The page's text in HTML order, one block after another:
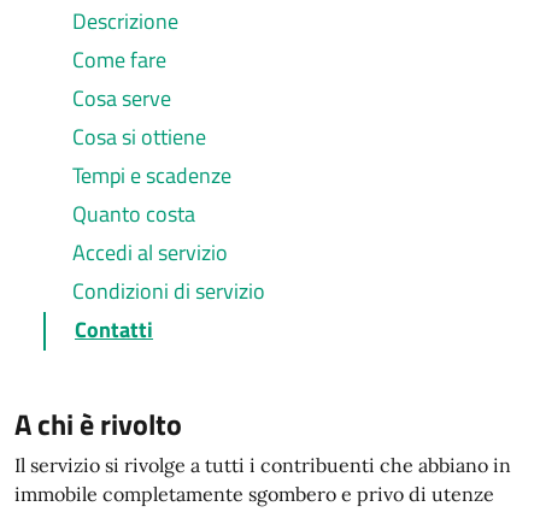
Descrizione
Come fare
Cosa serve
Cosa si ottiene
Tempi e scadenze
Quanto costa
Accedi al servizio
Condizioni di servizio
Contatti
A chi è rivolto
Il servizio si rivolge a tutti i contribuenti che abbiano in
immobile completamente sgombero e privo di utenze